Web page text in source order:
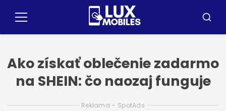
Menu
Ako získať oblečenie zadarmo
na SHEIN: čo naozaj funguje
Reklama – SpotAds